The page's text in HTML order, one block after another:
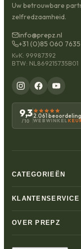
Uw betrouwbare
zelfredzaamheid.
info@prepz.nl
+31 (0)85 060 7635
KvK: 99987392
BTW: NL869215735B01
9,3
/10
2.061
WEBWINKEL
CATEGORIEËN
KLANTENSERVICE
OVER PREPZ